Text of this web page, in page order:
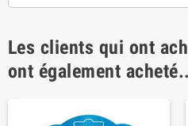
Les clients qui ont
ont également